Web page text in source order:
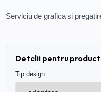
Serviciu de grafica si
Detalii pentru
Tip design